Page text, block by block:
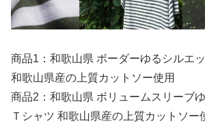
商品1：和歌山県 ボーダーゆるシルエ
和歌山県産の上質カットソー使用
商品2：和歌山県 ボリュームスリーブ
Ｔシャツ 和歌山県産の上質カットソー